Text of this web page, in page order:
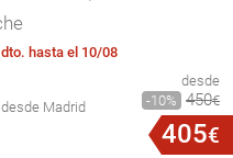
dto. hasta el 10/08
Madrid
desde
10
450€
405€